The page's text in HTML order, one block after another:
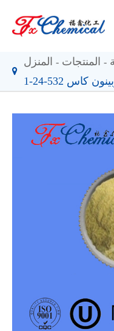
المنزل المنتجات
كاس 532-24-1